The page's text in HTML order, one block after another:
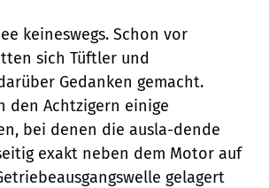
keineswegs. Schon vor
sich Tüftler und
Gedanken gemacht.
den Achtzigern einige
bei denen die ausla-dende
exakt neben dem Motor auf
gelagert